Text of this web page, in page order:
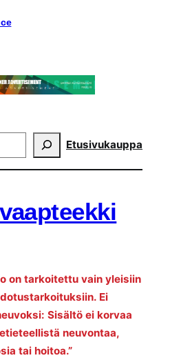
Etusivukauppa
on tarkoitettu vain yleisiin
Ei
Sisältö ei korvaa
neuvontaa,
tai hoitoa.”